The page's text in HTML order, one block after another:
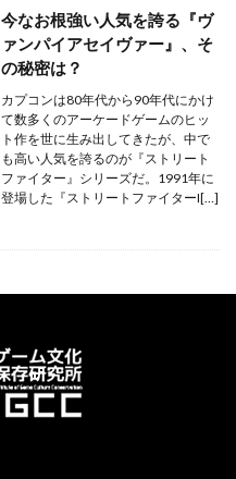
今なお根強い人気を誇る『ヴ
ァンパイアセイヴァー』、そ
の秘密は？
カプコンは80年代から90年代にかけ
て数多くのアーケードゲームのヒッ
ト作を世に生み出してきたが、中で
も高い人気を誇るのが『ストリート
ファイター』シリーズだ。1991年に
登場した『ストリートファイターI[…]